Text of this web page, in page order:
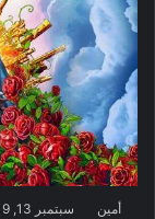
أمين سبتمبر 13, 2019